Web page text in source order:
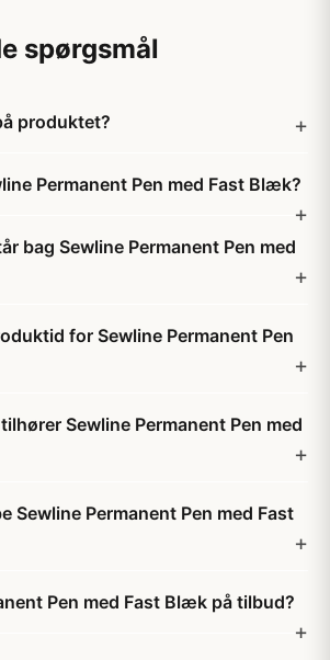
spørgsmål
produktet?
Permanent Pen med Fast Blæk?
bag Sewline Permanent Pen med
for Sewline Permanent Pen
Sewline Permanent Pen med
Sewline Permanent Pen med Fast
Pen med Fast Blæk på tilbud?